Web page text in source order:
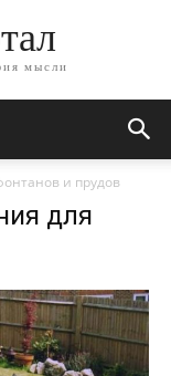
мысли
и прудов
для